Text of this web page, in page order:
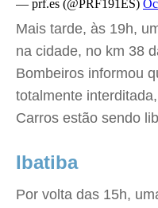
— prf.es (@PRF191ES)
Mais tarde, às 19h,
na cidade, no km 38
Bombeiros informou
totalmente
Carros estão sendo
Ibatiba
Por volta das 15h,